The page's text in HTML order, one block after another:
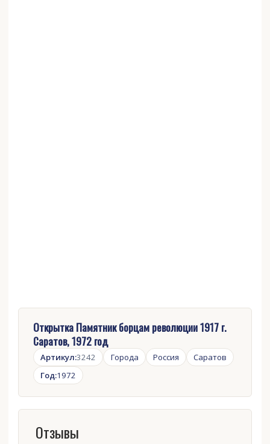
Открытка Памятник борцам революции 1917 г.
Саратов, 1972 год
Артикул:3242 Города Россия
Саратов
Год:1972
Отзывы